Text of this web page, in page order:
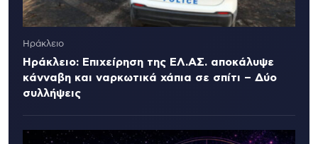
Ηράκλειο
Ηράκλειο: Επιχείρηση της ΕΛ.ΑΣ. αποκάλυψε
κάνναβη και ναρκωτικά χάπια σε σπίτι – Δύο
συλλήψεις